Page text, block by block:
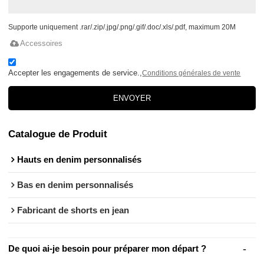
Supporte uniquement .rar/.zip/.jpg/.png/.gif/.doc/.xls/.pdf, maximum 20M
Accessoires
Accepter les engagements de service.,Conditions générales de vente
ENVOYER
Catalogue de Produit
Hauts en denim personnalisés
Bas en denim personnalisés
Fabricant de shorts en jean
De quoi ai-je besoin pour préparer mon départ ?